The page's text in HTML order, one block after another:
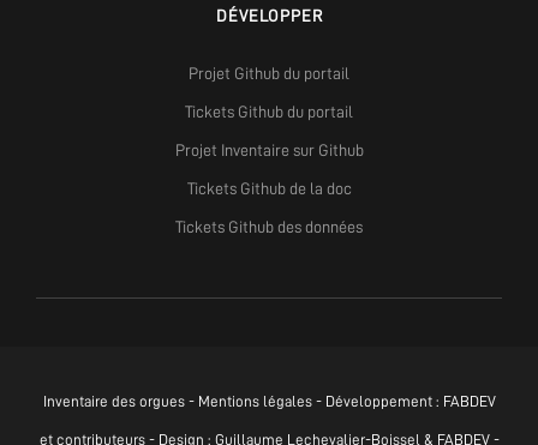
DÉVELOPPER
Projet Github du portail
Tickets Github du portail
Projet Inventaire sur Github
Tickets Github de la doc
Tickets Github des données
Inventaire des orgues - Mentions légales- Développement : FABDEV
et contributeurs - Design : Guillaume Lechevalier-Boissel & FABDEV -